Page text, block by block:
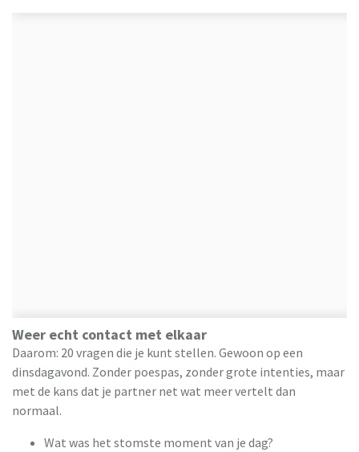
Weer echt contact met elkaar
Daarom: 20 vragen die je kunt stellen. Gewoon op een
dinsdagavond. Zonder poespas, zonder grote intenties, maar
met de kans dat je partner net wat meer vertelt dan
normaal.
Wat was het stomste moment van je dag?